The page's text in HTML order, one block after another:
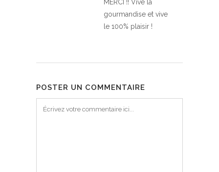
MERCI !! Vive la
gourmandise et vive
le 100% plaisir !
POSTER UN COMMENTAIRE